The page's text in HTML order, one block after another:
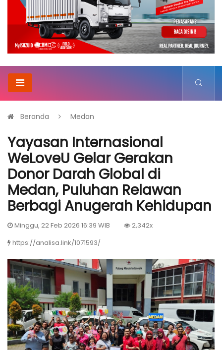
Beranda Medan
Yayasan Internasional
WeLoveU Gelar Gerakan
Donor Darah Global di
Medan, Puluhan Relawan
Berbagi Anugerah Kehidupan
Minggu, 22 Feb 2026 16:39 WIB
2,342x
https://analisa.link/1071593/